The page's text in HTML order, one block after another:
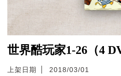
世界酷玩家1-26（4
上架日期 2018/03/01